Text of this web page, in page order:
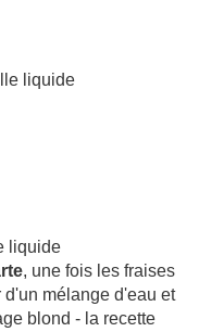
liquide
liquide
, une fois les fraises
mélange d'eau et
blond - la recette